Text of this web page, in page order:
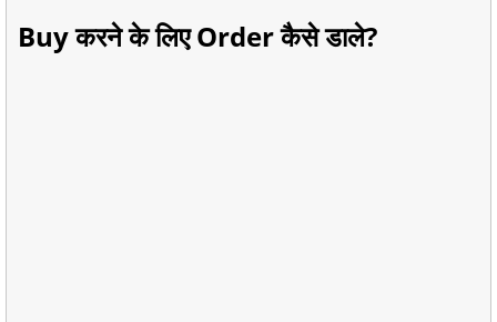
Buy करने के लिए Order कैसे डाले?